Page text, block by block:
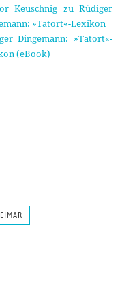
Keuschnig zu Rüdiger
»Tatort«-Lexikon
Dingemann: »Tatort«-
(eBook)